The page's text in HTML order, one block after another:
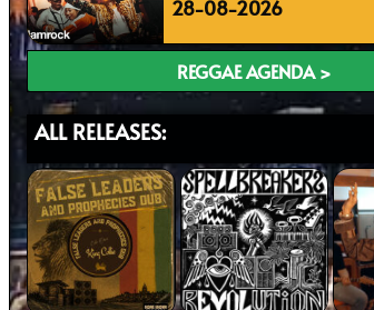
28-08-2026
REGGAE AGENDA >
ALL RELEASES: